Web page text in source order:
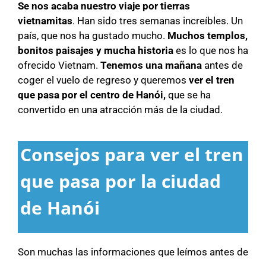
Se nos acaba nuestro viaje por tierras
vietnamitas. Han sido tres semanas increíbles. Un
país, que nos ha gustado mucho. Muchos templos,
bonitos paisajes y mucha historia es lo que nos ha
ofrecido Vietnam. Tenemos una mañanaantes de
coger el vuelo de regreso y queremos ver el tren
que pasa por el centro de Hanói,que se ha
convertido en una atracción más de la ciudad.
Consejos para ver el tren
que pasa por la ciudad
de Hanói
Son muchas las informaciones que leímos antes de